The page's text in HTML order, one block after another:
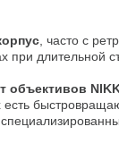
, часто с
при длительной
есть